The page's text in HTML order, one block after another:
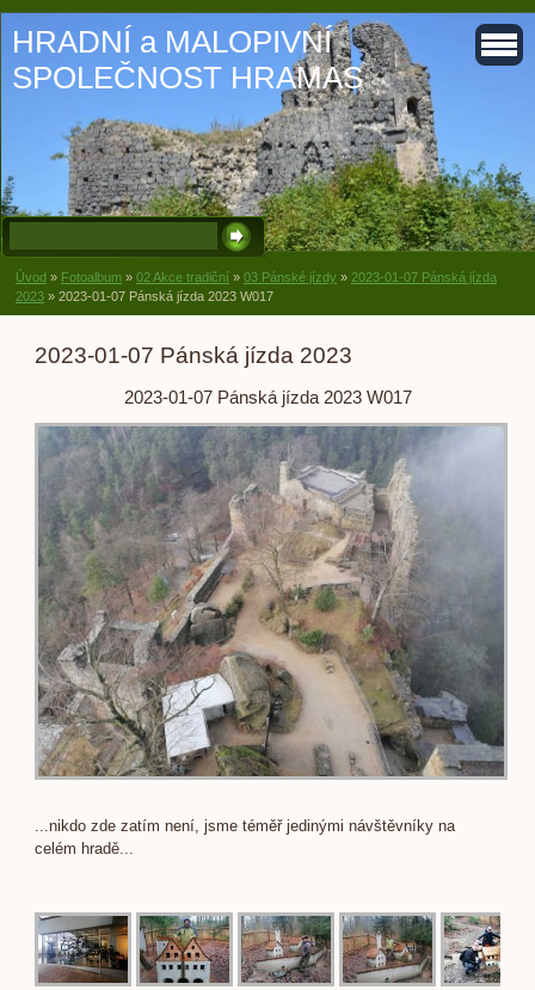
HRADNÍ a MALOPIVNÍ
SPOLEČNOST HRAMAS
Úvod » Fotoalbum » 02 Akce tradiční » 03 Pánské jízdy » 2023-01-07 Pánská jízda
2023 » 2023-01-07 Pánská jízda 2023 W017
2023-01-07 Pánská jízda 2023
2023-01-07 Pánská jízda 2023 W017
...nikdo zde zatím není, jsme téměř jedinými návštěvníky na
celém hradě...